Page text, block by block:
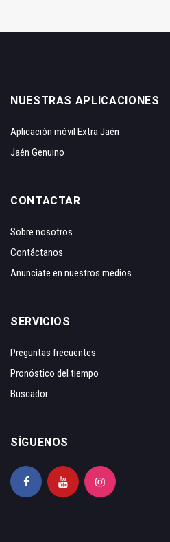
NUESTRAS APLICACIONES
Aplicación móvil Extra Jaén
Jaén Genuino
CONTACTAR
Sobre nosotros
Contáctanos
Anunciate en nuestros medios
SERVICIOS
Preguntas frecuentes
Pronóstico del tiempo
Buscador
SÍGUENOS